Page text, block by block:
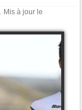
Mis à jour le